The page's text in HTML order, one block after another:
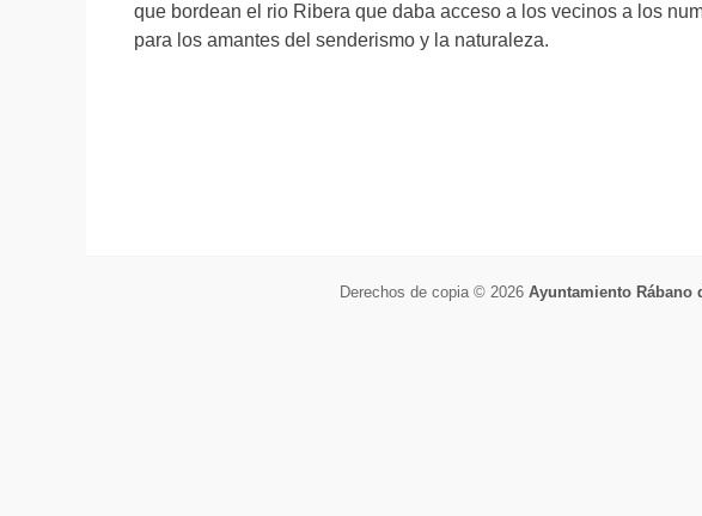
que bordean el rio Ribera que daba acceso a los vecinos a los
para los amantes del senderismo y la naturaleza.
Derechos de copia © 2026 Ayuntamiento Rábano